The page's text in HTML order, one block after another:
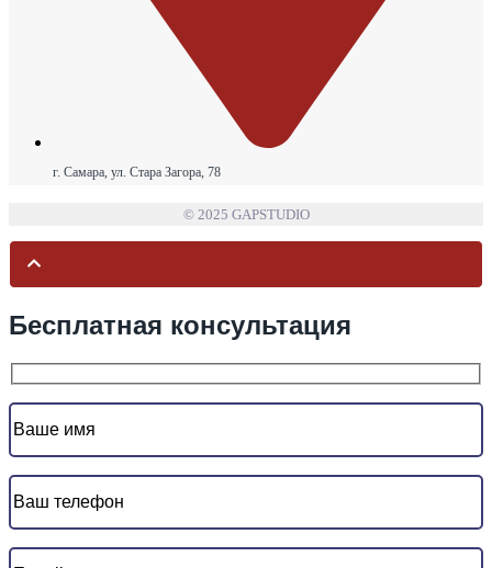
г. Самара, ул. Стара Загора, 78
© 2025 GAPSTUDIO
Бесплатная консультация